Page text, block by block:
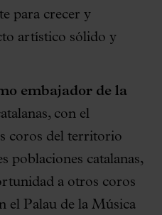
para crecer y
artístico sólido y
embajador de la
con el
coros del territorio
poblaciones catalanas,
a otros coros
el Palau de la Música